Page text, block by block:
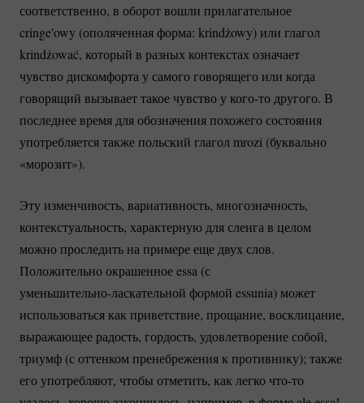
соответственно, в оборот вошли прилагательное
cringe'owy (ополяченная форма: krindżowy) или глагол
krindżować, который в разных контекстах означает
чувство дискомфорта у самого говорящего или когда
говорящий вызывает такое чувство укого-то другого. В
последнее время для обозначения похожего состояния
употребляется также польский глагол mrozi (буквально
«морозит»).
Эту изменчивость, вариативность, многозначность,
контекстуальность, характерную для сленга в целом
можно проследить на примере еще двух слов.
Положительно окрашенное essa (с
уменьшительно-ласкательной формой essunia) может
использоваться как приветствие, прощание, восклицание,
выражающее радость, гордость, удовлетворение собой,
триумф (с оттенком пренебрежения к противнику); также
его употребляют, чтобы отметить, как легкочто-то